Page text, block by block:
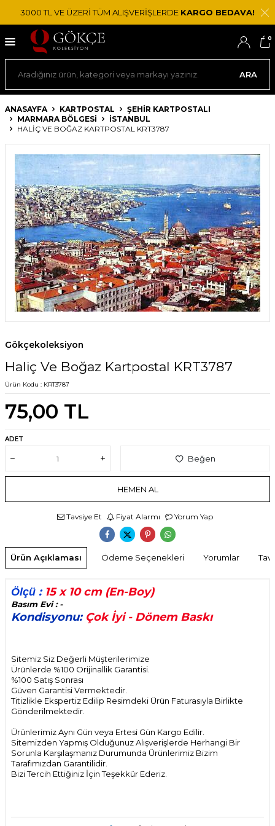
3000 TL VE ÜZERİ TÜM ALIŞVERİŞLERDE KARGO BEDAVA!
ARA
0
ANASAYFA KARTPOSTAL
ŞEHIR KARTPOSTALI
MARMARA BÖLGESI
İSTANBUL
HALIÇ VE BOĞAZ KARTPOSTAL KRT3787
Gökçekoleksiyon
Haliç Ve Boğaz Kartpostal KRT3787
Ürün Kodu : KRT3787
75,00 TL
ADET
Beğen
HEMEN AL
Tavsiye Et Fiyat Alarmı Yorum Yap
Ürün Açıklaması Ödeme Seçenekleri Yorumlar
Ölçü :15 x 10 cm (En-Boy)
Basım Evi : -
Kondisyonu:Çok İyi - Dönem Baskı
Sitemiz Siz Değerli Müşterilerimize
Ürünlerde %100 Orijinallik Garantisi.
%100 Satış Sonrası
Güven Garantisi Vermektedir.
Titizlikle Ekspertiz Edilip Resimdeki Ürün Faturasıyla Birlikte
Gönderilmektedir.
Ürünlerimiz Aynı Gün veya Ertesi Gün Kargo Edilir.
Sitemizden Yapmış Olduğunuz Alışverişlerde Herhangi Bir
Sorunla Karşılaşmanız Durumunda Ürünlerimiz Bizim
Tarafımızdan Garantilidir.
Bizi Tercih Ettiğiniz İçin Teşekkür Ederiz.